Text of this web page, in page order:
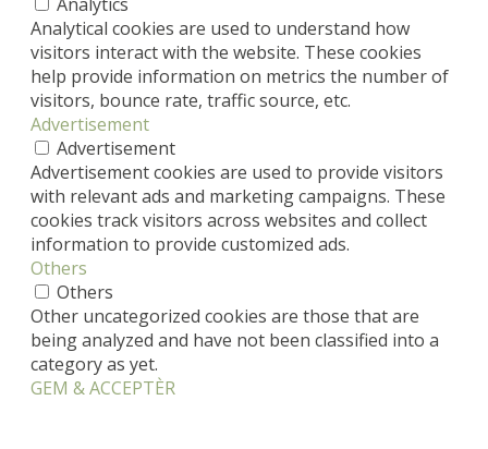
Analytical cookies are used to understand how
visitors interact with the website. These cookies
help provide information on metrics the number of
visitors, bounce rate, traffic source, etc.
Advertisement
Advertisement
Advertisement cookies are used to provide visitors
with relevant ads and marketing campaigns. These
cookies track visitors across websites and collect
information to provide customized ads.
Others
Others
Other uncategorized cookies are those that are
being analyzed and have not been classified into a
category as yet.
GEM & ACCEPTÈR